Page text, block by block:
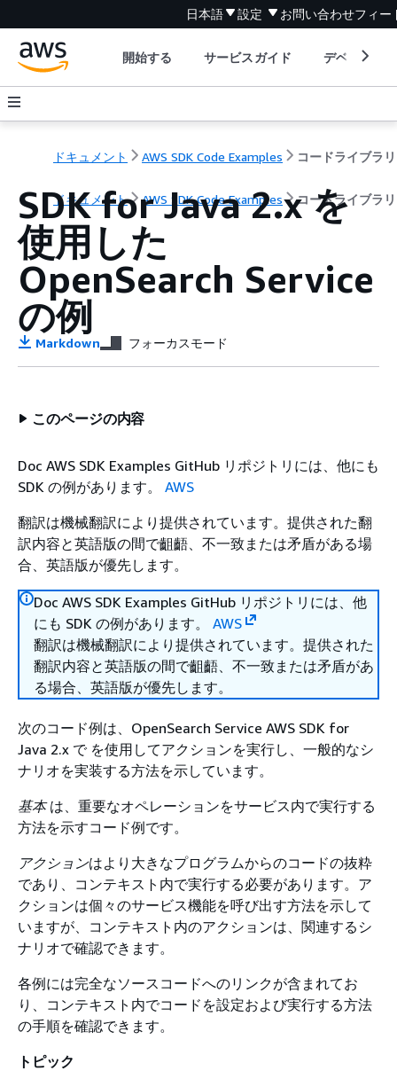
日本語 設定 お問い合わせフィー
開始する サービスガイド デベロッパ
ドキュメント AWS SDK Code Examples コードライブラリ
ドキュメント AWS SDK Code Examples コードライブラリ
SDK for Java 2.x を
使用した
OpenSearch Service
の例
Markdown フォーカスモード
このページの内容
Doc AWS SDK Examples GitHub リポジトリには、他にも
SDK の例があります。 AWS
翻訳は機械翻訳により提供されています。提供された翻
訳内容と英語版の間で齟齬、不一致または矛盾がある場
合、英語版が優先します。
Doc AWS SDK Examples GitHub リポジトリには、他
にも SDK の例があります。 AWS
翻訳は機械翻訳により提供されています。提供された
翻訳内容と英語版の間で齟齬、不一致または矛盾があ
る場合、英語版が優先します。
次のコード例は、OpenSearch Service AWS SDK for
Java 2.x で を使用してアクションを実行し、一般的なシ
ナリオを実装する方法を示しています。
基本は、重要なオペレーションをサービス内で実行する
方法を示すコード例です。
アクションはより大きなプログラムからのコードの抜粋
であり、コンテキスト内で実行する必要があります。ア
クションは個々のサービス機能を呼び出す方法を示して
いますが、コンテキスト内のアクションは、関連するシ
ナリオで確認できます。
各例には完全なソースコードへのリンクが含まれてお
り、コンテキスト内でコードを設定および実行する方法
の手順を確認できます。
トピック